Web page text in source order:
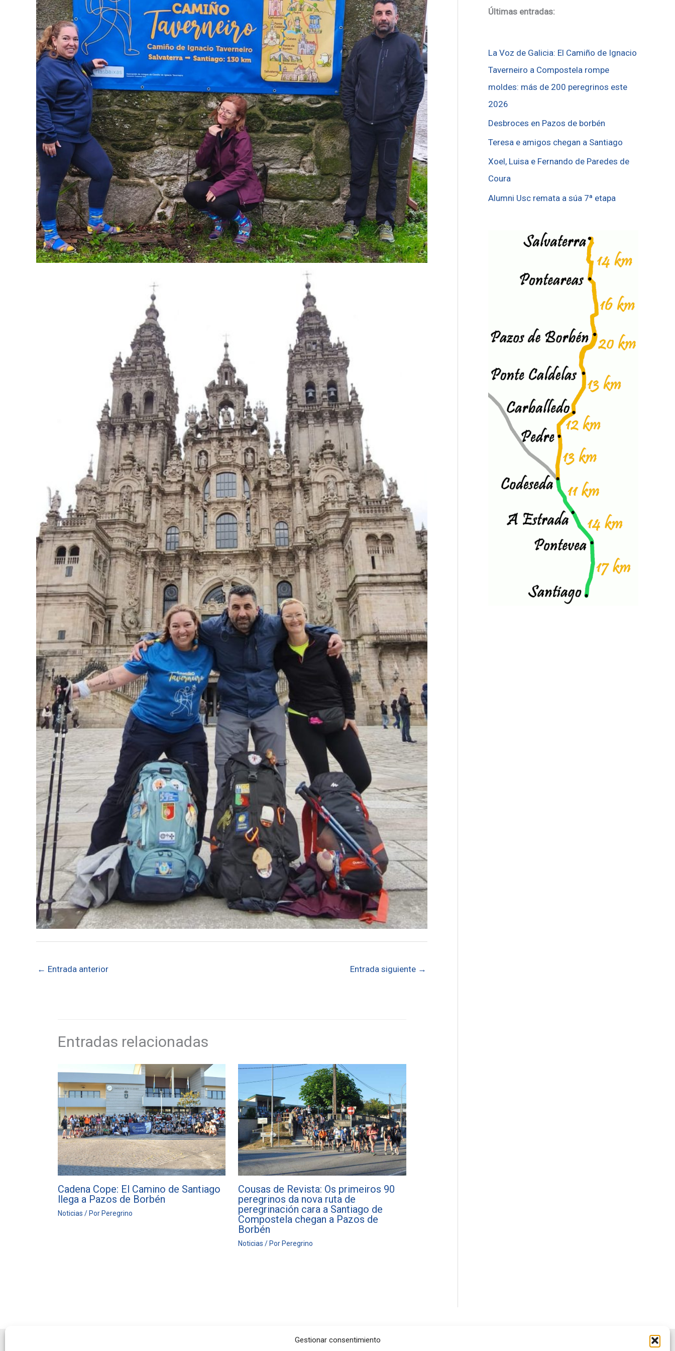
Gestionar consentimiento
← Entrada anterior Entrada siguiente →
Entradas relacionadas
Cadena Cope: El Camino de Santiago
llega a Pazos de Borbén
Noticias / Por Peregrino
Cousas de Revista: Os primeiros 90
peregrinos da nova ruta de
peregrinación cara a Santiago de
Compostela chegan a Pazos de
Borbén
Noticias / Por Peregrino
Últimas entradas:
La Voz de Galicia: El Camiño de Ignacio
Taverneiro a Compostela rompe
moldes: más de 200 peregrinos este
2026
Desbroces en Pazos de borbén
Teresa e amigos chegan a Santiago
Xoel, Luisa e Fernando de Paredes de
Coura
Alumni Usc remata a súa 7ª etapa